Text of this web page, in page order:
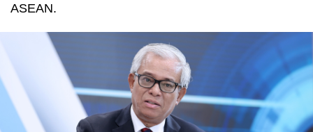
ASEAN.